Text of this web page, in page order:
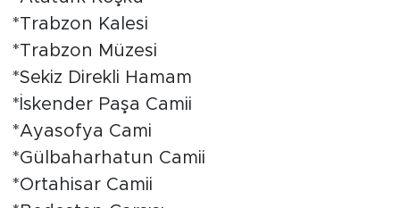
*Trabzon Kalesi
*Trabzon Müzesi
*Sekiz Direkli Hamam
*İskender Paşa Camii
*Ayasofya Cami
*Gülbaharhatun Camii
*Ortahisar Camii